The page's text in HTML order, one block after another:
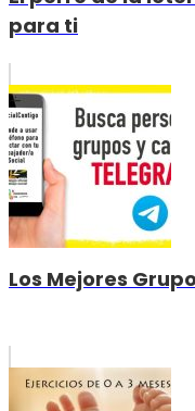
para ti
Los Mejores